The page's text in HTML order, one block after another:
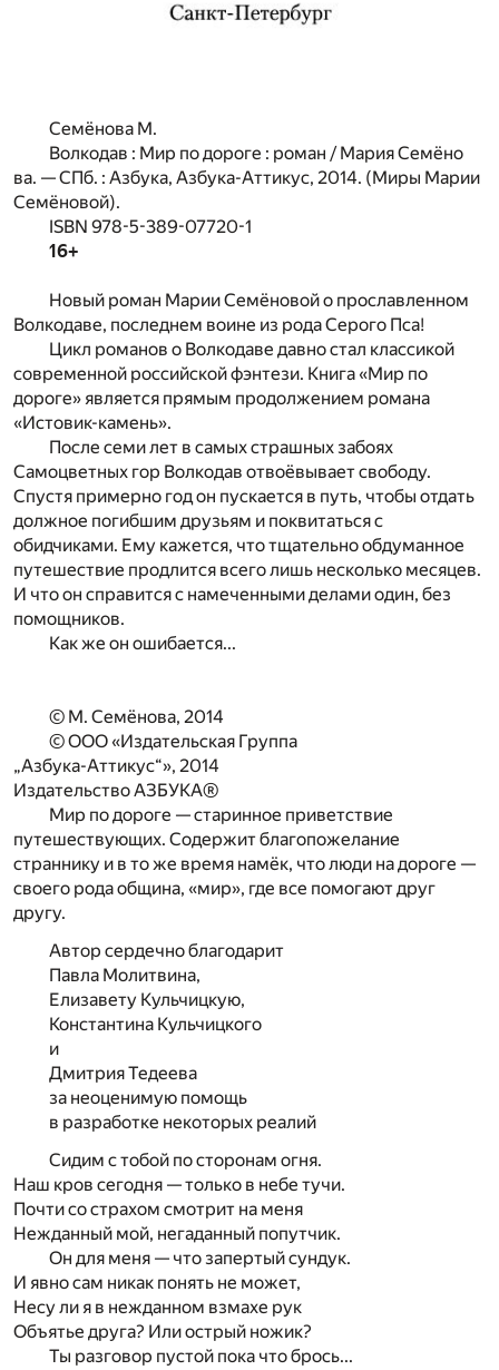
Семёнова М.
Волкодав : Мир по дороге : роман / Мария Семёно
ва. — СПб. : Азбу­ка, Азбука-Аттикус, 2014. (Миры Марии
Семёновой).
ISBN 978-5-389-07720-1
16+
Новый роман Марии Семёновой о прославленном
Волкодаве, последнем воине из рода Серого Пса!
Цикл романов о Волкодаве давно стал классикой
современной российской фэнтези. Книга «Мир по
дороге» является прямым продолжением романа
«Истовик-камень».
После семи лет в самых страшных забоях
Самоцветных гор Волкодав отвоёвывает свободу.
Спустя примерно год он пускается в путь, чтобы отдать
должное погибшим друзьям и поквитаться с
обидчиками. Ему кажется, что тщательно обдуманное
путешествие продлится всего лишь несколько месяцев.
И что он справится с на­меченными делами один, без
помощников.
Как же он ошибается...
© М. Семёнова, 2014
© ООО «Издательская Группа
„Азбука-Аттикус“», 2014
Издательство АЗБУКА®
Мир по дороге — старинное приветствие
путешествующих. Содержит благопожелание
страннику и в то же время намёк, что люди на дороге —
своего рода община, «мир», где все помогают друг
другу.
Автор сердечно благодарит
Павла Молитвина,
Елизавету Кульчицкую,
Константина Кульчицкого
и
Дмитрия Тедеева
за неоценимую помощь
в разработке некоторых реалий
Сидим с тобой по сторонам огня.
Наш кров сегодня — только в небе тучи.
Почти со страхом смотрит на меня
Нежданный мой, негаданный попутчик.
Он для меня — что запертый сундук.
И явно сам никак понять не может,
Несу ли я в нежданном взмахе рук
Объятье друга? Или острый ножик?
Ты разговор пустой пока что брось...